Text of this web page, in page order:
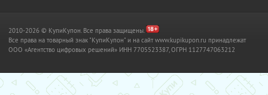
2010-2026 © КупиКупон. Все права защищены.
Все права на товарный знак "КупиКупон" и на сайт www.kupikupon.ru принадлежат
OOO «Агентство цифровых решений» ИНН 7705523387, ОГРН 1127747063212